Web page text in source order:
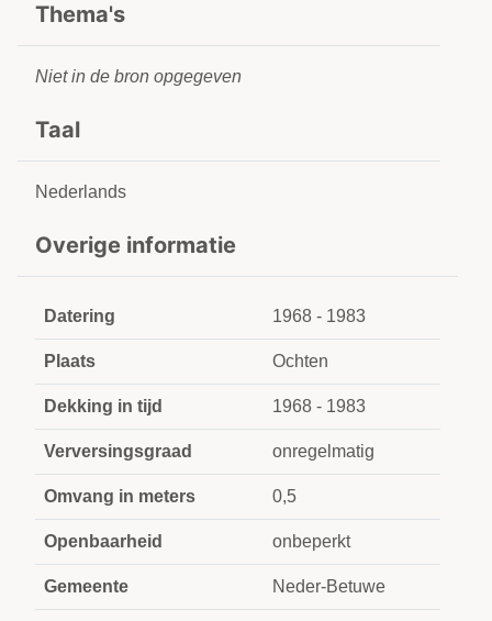
Thema's
Niet in de bron opgegeven
Taal
Nederlands
Overige informatie
Datering 1968 - 1983
Plaats Ochten
Dekking in tijd 1968 - 1983
Verversingsgraad onregelmatig
Omvang in meters 0,5
Openbaarheid onbeperkt
Gemeente Neder-Betuwe